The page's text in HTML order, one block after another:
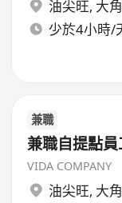
油尖旺, 大
少於4小時/
兼職
兼職自提點員
VIDA COMPANY
油尖旺, 大